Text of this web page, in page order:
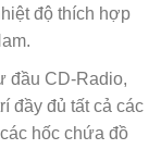
độ thích hợp
đầu CD-Radio,
đầy đủ tất cả các
hốc chứa đồ